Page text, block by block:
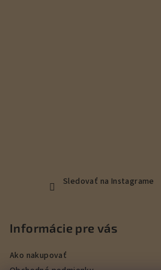
Sledovať na Instagrame
Informácie pre vás
Ako nakupovať